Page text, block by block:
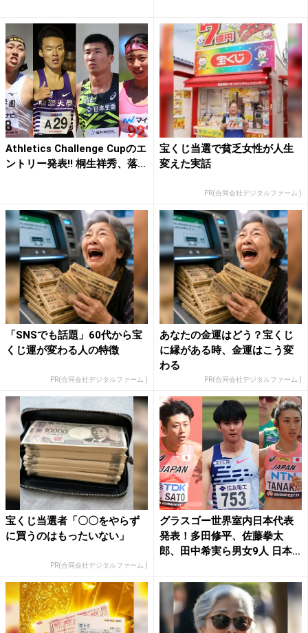
Athletics Challenge Cupのエ
ントリー発表!! 桐生祥秀、落...
宝くじ当選で貧乏女性が人生
変えた実話
PR(合同会社デジタルファーム )
「SNSでも話題」60代から宝
くじ運が変わる人の特徴
PR(合同会社デジタルファーム )
あなたの金運はどう？宝くじ
に縁がある時、金運はこう変
わる
PR(合同会社デジタルファーム )
宝くじ当選者「〇〇をやらず
に買うのはもったいない」
PR(合同会社デジタルファーム )
グラスゴー世界室内日本代表
発表！多田修平、佐藤拳太
郎、田中希実ら男女9人 日本